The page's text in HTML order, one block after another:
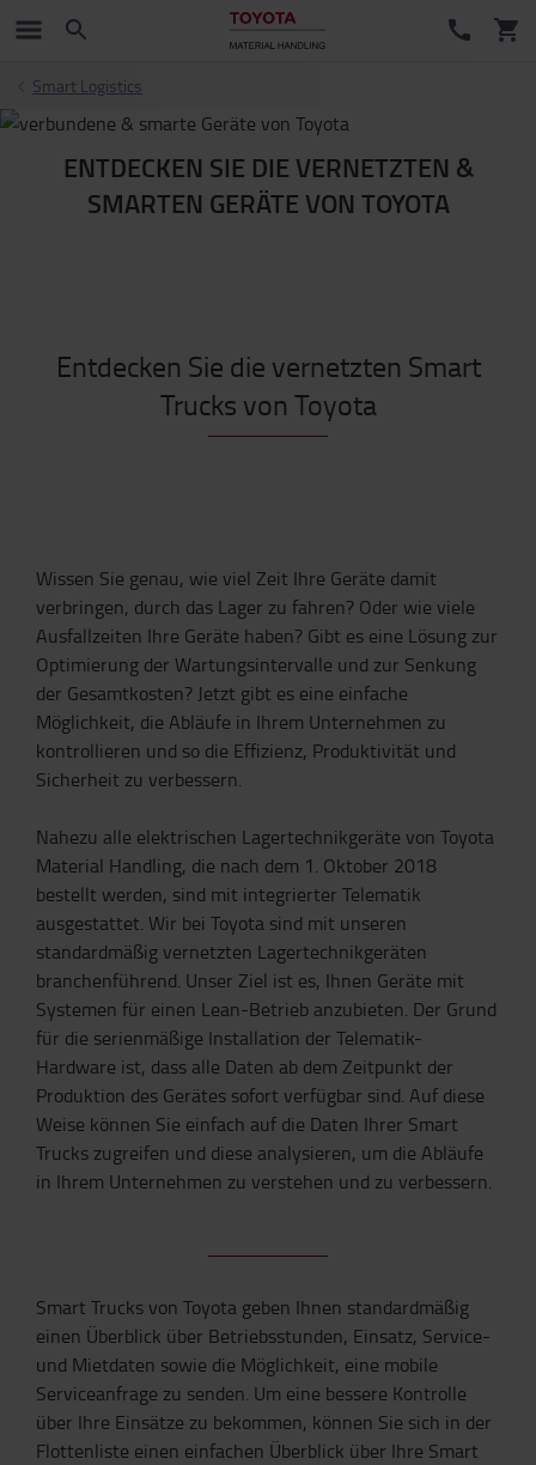
Smart Logistics
ENTDECKEN SIE DIE VERNETZTEN &
SMARTEN GERÄTE VON TOYOTA
Entdecken Sie die vernetzten Smart
Trucks von Toyota
Wissen Sie genau, wie viel Zeit Ihre Geräte damit
verbringen, durch das Lager zu fahren? Oder wie viele
Ausfallzeiten Ihre Geräte haben? Gibt es eine Lösung zur
Optimierung der Wartungsintervalle und zur Senkung
der Gesamtkosten? Jetzt gibt es eine einfache
Möglichkeit, die Abläufe in Ihrem Unternehmen zu
kontrollieren und so die Effizienz, Produktivität und
Sicherheit zu verbessern.
Nahezu alle elektrischen Lagertechnikgeräte von Toyota
Material Handling, die nach dem 1. Oktober 2018
bestellt werden, sind mit integrierter Telematik
ausgestattet. Wir bei Toyota sind mit unseren
standardmäßig vernetzten Lagertechnikgeräten
branchenführend. Unser Ziel ist es, Ihnen Geräte mit
Systemen für einen Lean-Betrieb anzubieten. Der Grund
für die serienmäßige Installation der Telematik-
Hardware ist, dass alle Daten ab dem Zeitpunkt der
Produktion des Gerätes sofort verfügbar sind. Auf diese
Weise können Sie einfach auf die Daten Ihrer Smart
Trucks zugreifen und diese analysieren, um die Abläufe
in Ihrem Unternehmen zu verstehen und zu verbessern.
Smart Trucks von Toyota geben Ihnen standardmäßig
einen Überblick über Betriebsstunden, Einsatz, Service-
und Mietdaten sowie die Möglichkeit, eine mobile
Serviceanfrage zu senden. Um eine bessere Kontrolle
über Ihre Einsätze zu bekommen, können Sie sich in der
Flottenliste einen einfachen Überblick über Ihre Smart